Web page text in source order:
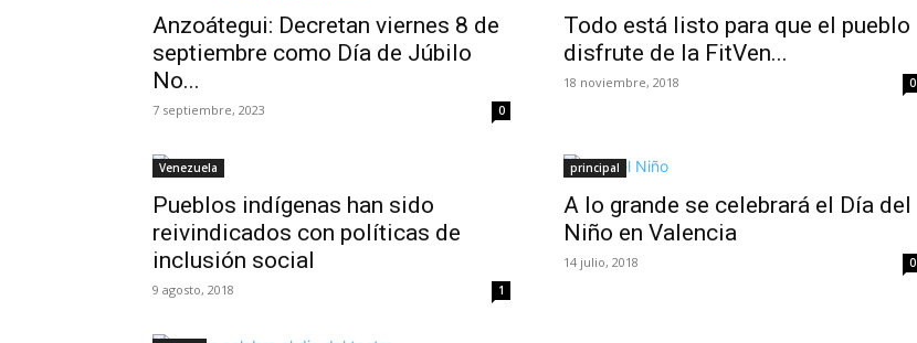
Anzoátegui: Decretan viernes 8 de
septiembre como Día de Júbilo
No...
7 septiembre, 2023 0
Todo está listo para que el pueblo
disfrute de la FitVen...
18 noviembre, 2018 0
Venezuela
Pueblos indígenas han sido
reivindicados con políticas de
inclusión social
9 agosto, 2018 1
principal
A lo grande se celebrará el Día del
Niño en Valencia
14 julio, 2018 0